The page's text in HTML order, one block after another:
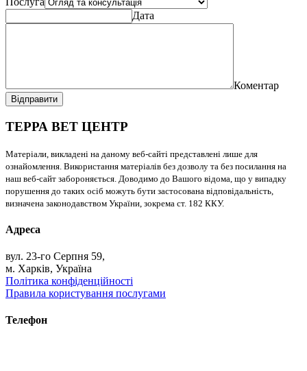
Дата
Коментар
Відправити
ТЕРРА ВЕТ ЦЕНТР
Матеріали, викладені на даному веб-сайті представлені лише для
ознайомлення. Використання матеріалів без дозволу та без посилання на
наш веб-сайт забороняється. Доводимо до Вашого відома, що у випадку
порушення до таких осіб можуть бути застосована відповідальність,
визначена законодавством України, зокрема ст. 182 ККУ.
Адреса
вул. 23-го Серпня 59,
м. Харків, Україна
Політика конфіденційності
Правила користування послугами
Телефон